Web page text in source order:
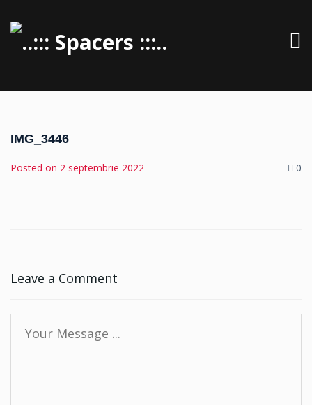
IMG_3446
Posted on 2 septembrie 2022 0
Leave a Comment